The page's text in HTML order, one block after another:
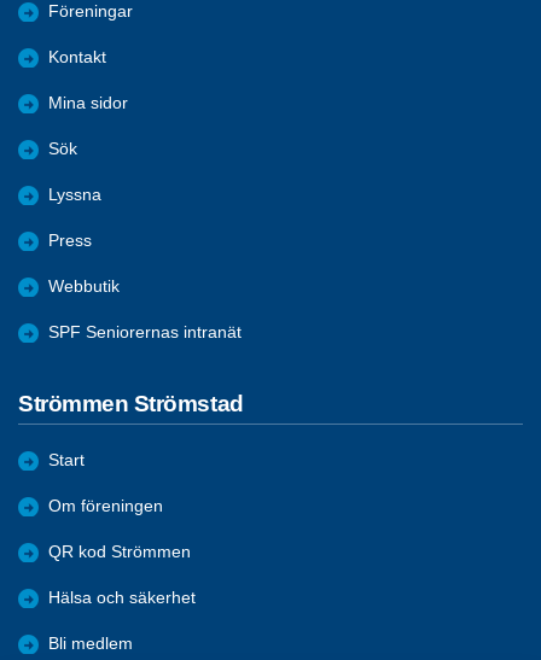
Föreningar
Kontakt
Mina sidor
Sök
Lyssna
Press
Webbutik
SPF Seniorernas intranät
Strömmen Strömstad
Start
Om föreningen
QR kod Strömmen
Hälsa och säkerhet
Bli medlem